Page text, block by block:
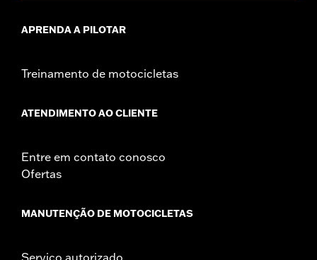
APRENDA A PILOTAR
Treinamento de motocicletas
ATENDIMENTO AO CLIENTE
Entre em contato conosco
Ofertas
MANUTENÇÃO DE MOTOCICLETAS
Serviço autorizado